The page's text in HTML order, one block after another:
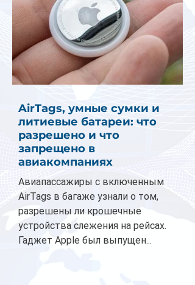
AirTags, умные сумки и
литиевые батареи: что
разрешено и что
запрещено в
авиакомпаниях
Авиапассажиры с включенным
AirTags в багаже узнали о том,
разрешены ли крошечные
устройства слежения на рейсах.
Гаджет Apple был выпущен...